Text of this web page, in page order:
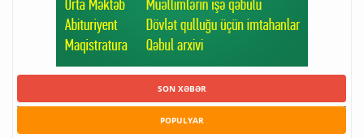
SON XƏBƏR
POPULYAR